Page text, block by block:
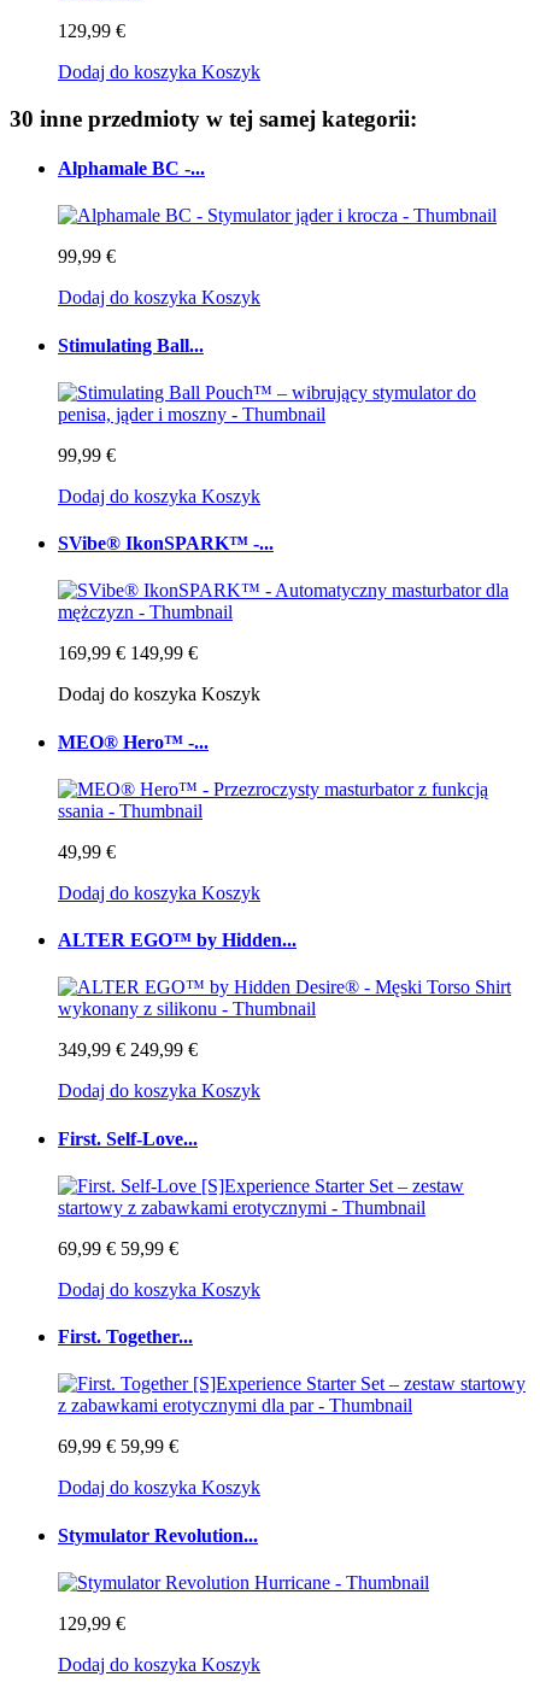
129,99 €
Dodaj do koszyka Koszyk
30 inne przedmioty w tej samej kategorii:
Alphamale BC -...
99,99 €
Dodaj do koszyka Koszyk
Stimulating Ball...
99,99 €
Dodaj do koszyka Koszyk
SVibe® IkonSPARK™ -...
169,99 € 149,99 €
Dodaj do koszyka Koszyk
MEO® Hero™ -...
49,99 €
Dodaj do koszyka Koszyk
ALTER EGO™ by Hidden...
349,99 € 249,99 €
Dodaj do koszyka Koszyk
First. Self-Love...
69,99 € 59,99 €
Dodaj do koszyka Koszyk
First. Together...
69,99 € 59,99 €
Dodaj do koszyka Koszyk
Stymulator Revolution...
129,99 €
Dodaj do koszyka Koszyk